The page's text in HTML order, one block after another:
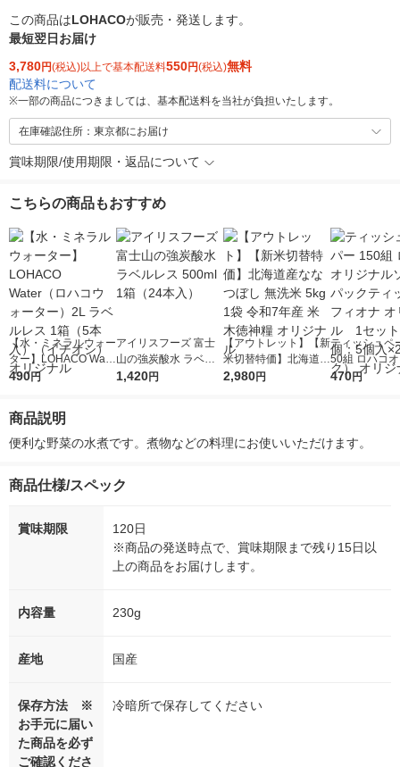
この商品はLOHACOが販売・発送します。
最短翌日お届け
3,780円(税込)以上で基本配送料550円(税込)無料
配送料について
※一部の商品につきましては、基本配送料を当社が負担いたします。
在庫確認住所：東京都にお届け
賞味期限/使用期限・返品について
こちらの商品もおすすめ
【水・ミネラルウォー
ター】LOHACO Wate
r（ロハコウォータ
シ） オリジナル
490円
アイリスフーズ 富士
山の強炭酸水 ラベル
レス 500ml 1箱（24
1,420円
【アウトレット】【新
米切替特価】北海道産
ななつぼし 無洗米 5k
2,980円
ティッシュペ
50組 ロハコ
ルソフトパッ
オリジナル
470円
商品説明
便利な野菜の水煮です。煮物などの料理にお使いいただけます。
商品仕様/スペック
賞味期限
120日
※商品の発送時点で、賞味期限まで残り15日以
上の商品をお届けします。
内容量 230g
産地 国産
保存方法 ※
お手元に届い
た商品を必ず
ご確認くださ
冷暗所で保存してください